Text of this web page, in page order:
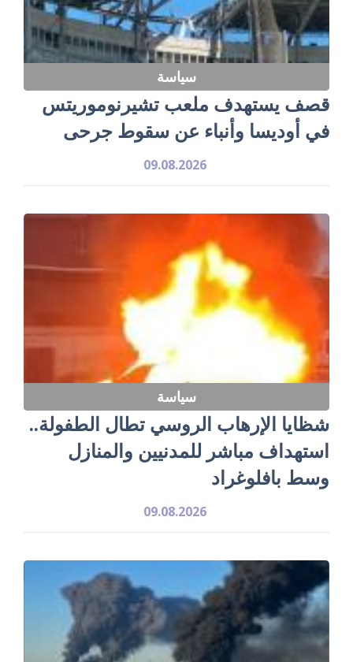
سياسة
قصف يستهدف ملعب تشيرنوموريتس
في أوديسا وأنباء عن سقوط جرحى
09.08.2026
سياسة
شظايا الإرهاب الروسي تطال الطفولة..
استهداف مباشر للمدنيين والمنازل
وسط بافلوغراد
09.08.2026